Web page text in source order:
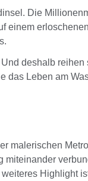
Die
einem
deshalb
Leben am
malerischen
Highlight